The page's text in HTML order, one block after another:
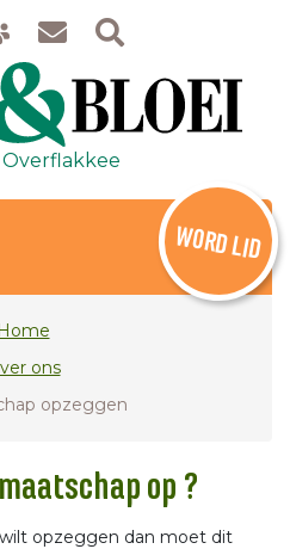
WORD LID
Home
ons
opzeggen
op ?
opzeggen dan moet dit